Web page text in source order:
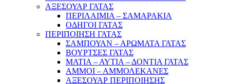
ΑΞΕΣΟΥΑΡ ΓΑΤΑΣ
ΠΕΡΙΛΑΙΜΙΑ – ΣΑΜΑΡΑΚΙΑ
ΟΔΗΓΟΙ ΓΑΤΑΣ
ΠΕΡΙΠΟΙΗΣΗ ΓΑΤΑΣ
ΣΑΜΠΟΥΑΝ – ΑΡΩΜΑΤΑ ΓΑΤΑΣ
ΒΟΥΡΤΣΕΣ ΓΑΤΑΣ
ΜΑΤΙΑ – ΑΥΤΙΑ – ΔΟΝΤΙΑ ΓΑΤΑΣ
ΑΜΜΟΙ – ΑΜΜΟΛΕΚΑΝΕΣ
ΑΞΕΣΟΥΑΡ ΠΕΡΙΠΟΙΗΣΗΣ